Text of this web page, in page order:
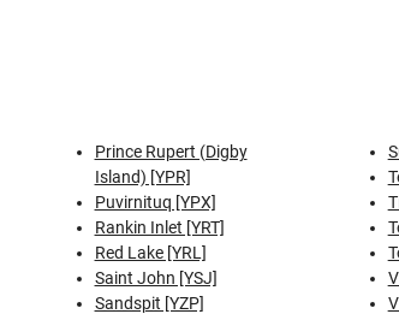
Prince Rupert (Digby
Island) [YPR]
Puvirnituq [YPX]
Rankin Inlet [YRT]
Red Lake [YRL]
Saint John [YSJ]
Sandspit [YZP]